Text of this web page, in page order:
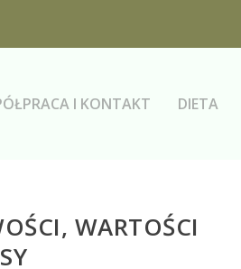
I KONTAKT DIETA
WARTOŚCI